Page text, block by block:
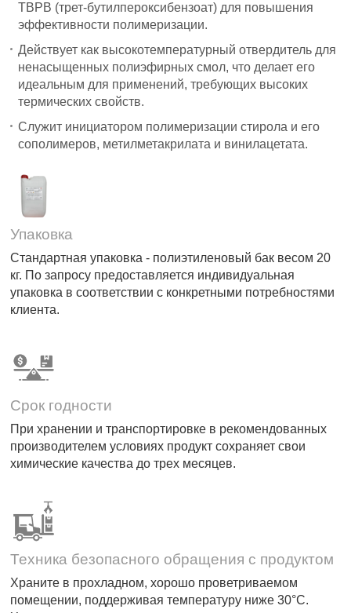
TBPB (трет-бутилпероксибензоат) для повышения
эффективности полимеризации.
Действует как высокотемпературный отвердитель для
ненасыщенных полиэфирных смол, что делает его
идеальным для применений, требующих высоких
термических свойств.
Служит инициатором полимеризации стирола и его
сополимеров, метилметакрилата и винилацетата.
Упаковка
Стандартная упаковка - полиэтиленовый бак весом 20
кг. По запросу предоставляется индивидуальная
упаковка в соответствии с конкретными потребностями
клиента.
Срок годности
При хранении и транспортировке в рекомендованных
производителем условиях продукт сохраняет свои
химические качества до трех месяцев.
Техника безопасного обращения с продуктом
Храните в прохладном, хорошо проветриваемом
помещении, поддерживая температуру ниже 30°C.